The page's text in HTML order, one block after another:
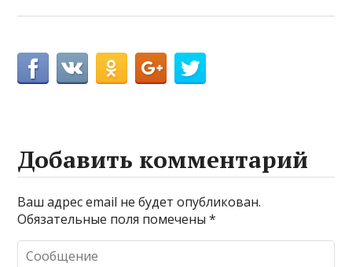
Добавить комментарий
Ваш адрес email не будет опубликован.
Обязательные поля помечены*